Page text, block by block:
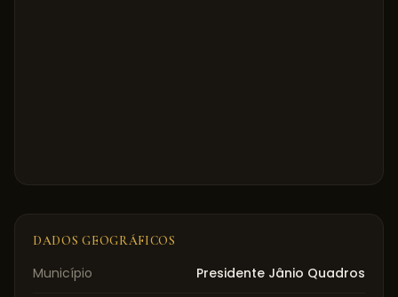
DADOS GEOGRÁFICOS
Município Presidente Jânio Quadros